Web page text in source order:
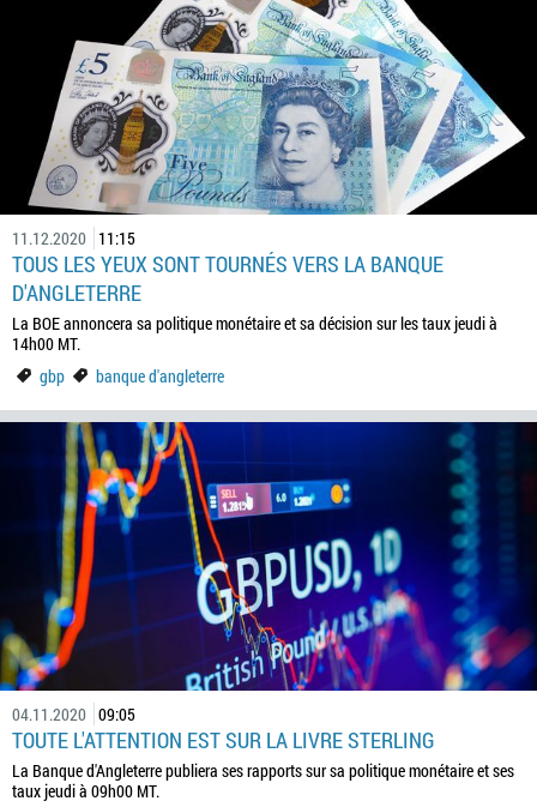
11.12.2020 11:15
TOUS LES YEUX SONT TOURNÉS VERS LA BANQUE
D'ANGLETERRE
La BOE annoncera sa politique monétaire et sa décision sur les taux jeudi à
14h00 MT.
gbp
banque d'angleterre
04.11.2020 09:05
TOUTE L'ATTENTION EST SUR LA LIVRE STERLING
La Banque d'Angleterre publiera ses rapports sur sa politique monétaire et ses
taux jeudi à 09h00 MT.